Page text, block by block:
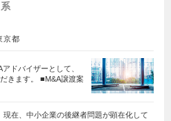
京都
ドバイザーとして、
きます。 ■M&A譲渡案
現在、中小企業の後継者問題が顕在化して